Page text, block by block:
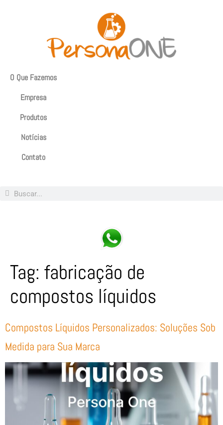
O Que Fazemos
Empresa
Produtos
Notícias
Contato
Tag: fabricação de
compostos líquidos
Compostos Líquidos Personalizados: Soluções Sob
Medida para Sua Marca